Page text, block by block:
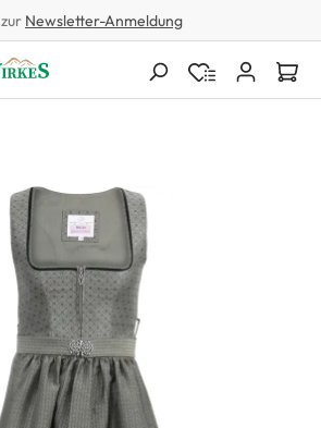
zur Newsletter-Anmeldung